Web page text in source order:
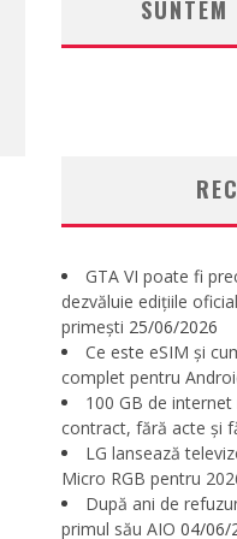
GTA VI poate fi
dezvăluie edițiile
primești 25/06/2026
Ce este eSIM și
complet pentru
100 GB de
contract, fără acte și
LG lansează
Micro RGB pentru
După ani de
primul său AIO 04/06/